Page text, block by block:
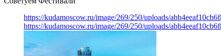
https://kudamoscow.ru/image/269/250/uploads/
https://kudamoscow.ru/image/269/250/uploads/